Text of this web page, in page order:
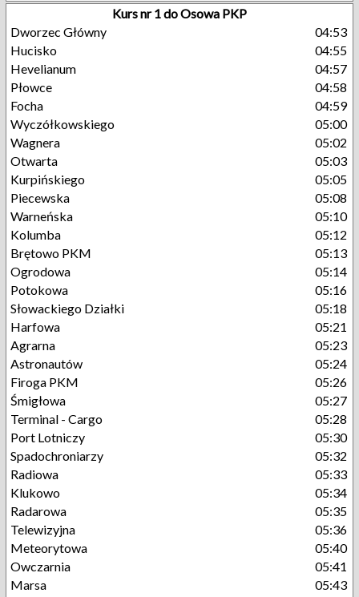
Kurs nr 1 do Osowa PKP
Dworzec Główny
04:53
Hucisko
04:55
Hevelianum
04:57
Płowce
04:58
Focha
04:59
Wyczółkowskiego
05:00
Wagnera
05:02
Otwarta
05:03
Kurpińskiego
05:05
Piecewska
05:08
Warneńska
05:10
Kolumba
05:12
Brętowo PKM
05:13
Ogrodowa
05:14
Potokowa
05:16
Słowackiego Działki
05:18
Harfowa
05:21
Agrarna
05:23
Astronautów
05:24
Firoga PKM
05:26
Śmigłowa
05:27
Terminal - Cargo
05:28
Port Lotniczy
05:30
Spadochroniarzy
05:32
Radiowa
05:33
Klukowo
05:34
Radarowa
05:35
Telewizyjna
05:36
Meteorytowa
05:40
Owczarnia
05:41
Marsa
05:43